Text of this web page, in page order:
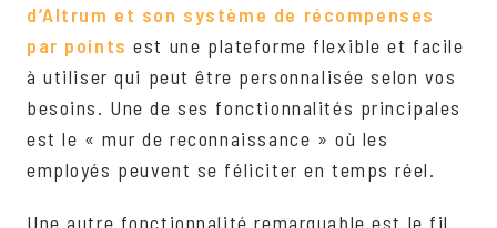
d’Altrum et son système de récompenses
par points est une plateforme flexible et facile
à utiliser qui peut être personnalisée selon vos
besoins. Une de ses fonctionnalités principales
est le « mur de reconnaissance » où les
employés peuvent se féliciter en temps réel.
Une autre fonctionnalité remarquable est le fil